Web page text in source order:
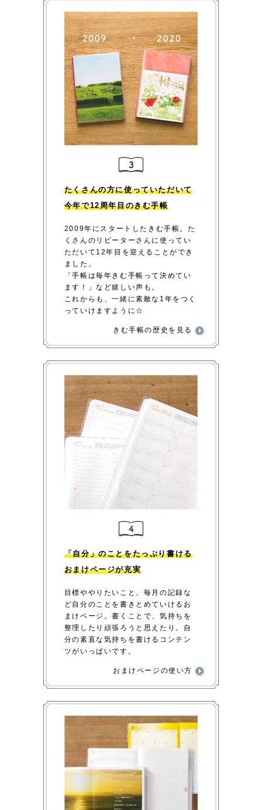
たくさんの方に使っていただいて
今年で12周年目のきむ手帳
2009年にスタートしたきむ手帳。た
くさんのリピーターさんに使ってい
ただいて12年目を迎えることができ
ました。
「手帳は毎年きむ手帳って決めてい
ます！」など嬉しい声も。
これからも、一緒に素敵な1年をつく
っていけますように☆
きむ手帳の歴史を見る
「自分」のことをたっぷり書ける
おまけページが充実
目標ややりたいこと、毎月の記録な
ど自分のことを書きとめていけるお
まけページ。書くことで、気持ちを
整理したり頑張ろうと思えたり。自
分の素直な気持ちを書けるコンテン
ツがいっぱいです。
おまけページの使い方